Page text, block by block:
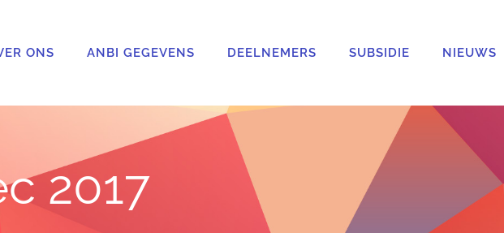
ONS ANBI GEGEVENS DEELNEMERS SUBSIDIE NIEUWS
2017